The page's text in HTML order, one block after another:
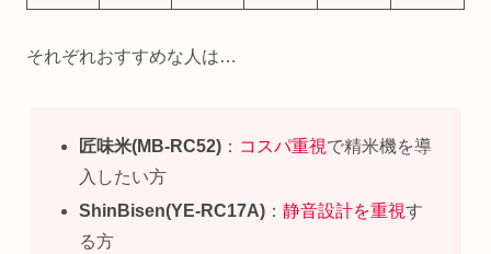
それぞれおすすめな人は…
匠味米(MB‑RC52) ： コスパ重視で精米機を導
入したい方
ShinBisen(YE‑RC17A) ：静音設計を重視す
る方